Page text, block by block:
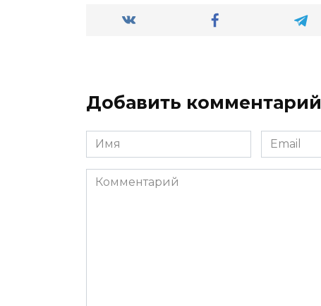
Добавить комментарий
Имя
*
Email
*
Комментарий